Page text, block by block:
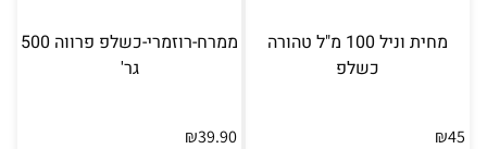
מחית וניל 100 מ"ל טהורה
כשלפ
₪45
ממרח-רוזמרי-כשלפ פרווה 500
גר'
₪39.90